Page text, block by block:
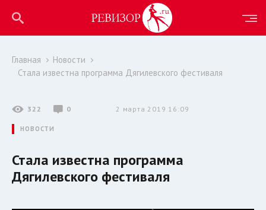
Главная
Новости
Стала известна программа Дягилевского фестиваля
322 0 2 марта 2019 16:09
НОВОСТИ
Стала известна программа
Дягилевского фестиваля